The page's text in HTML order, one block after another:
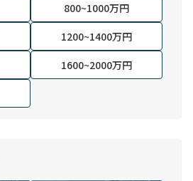
800~1000万円
1200~1400万円
1600~2000万円